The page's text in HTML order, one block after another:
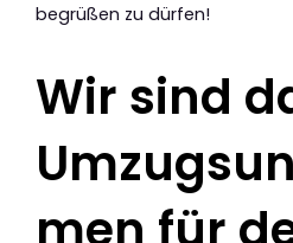
begrüßen zu dürfen!
Wir sind